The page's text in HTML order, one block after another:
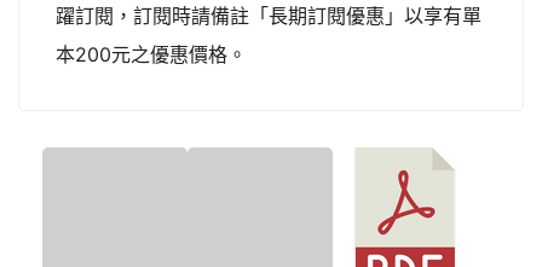
躍訂閱，訂閱時請備註「長期訂閱優惠」以享有單
本200元之優惠價格。